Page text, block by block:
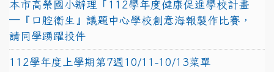
本市高榮國小辦理「112學年度健康促進學校計畫
─『口腔衛生』議題中心學校創意海報製作比賽，
請同學踴躍投件
112學年度上學期第7週10/11-10/13菜單